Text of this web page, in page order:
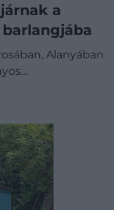
a
Alanyában